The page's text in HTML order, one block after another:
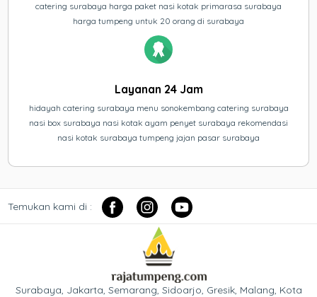
catering surabaya harga paket nasi kotak primarasa surabaya
harga tumpeng untuk 20 orang di surabaya
Layanan 24 Jam
hidayah catering surabaya menu sonokembang catering surabaya
nasi box surabaya nasi kotak ayam penyet surabaya rekomendasi
nasi kotak surabaya tumpeng jajan pasar surabaya
Temukan kami di :
Surabaya, Jakarta, Semarang, Sidoarjo, Gresik, Malang, Kota